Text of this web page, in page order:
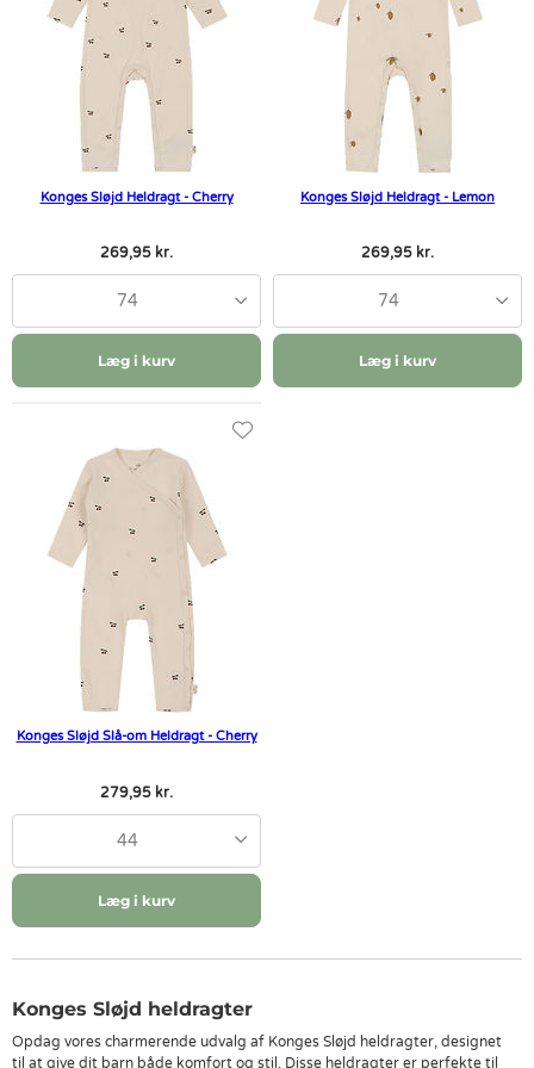
Konges Sløjd Heldragt - Cherry
269,95 kr.
74
Læg i kurv
Konges Sløjd Heldragt - Lemon
269,95 kr.
74
Læg i kurv
Konges Sløjd Slå-om Heldragt - Cherry
279,95 kr.
44
Læg i kurv
Konges Sløjd heldragter
Opdag vores charmerende udvalg af Konges Sløjd heldragter, designet
til at give dit barn både komfort og stil. Disse heldragter er perfekte til